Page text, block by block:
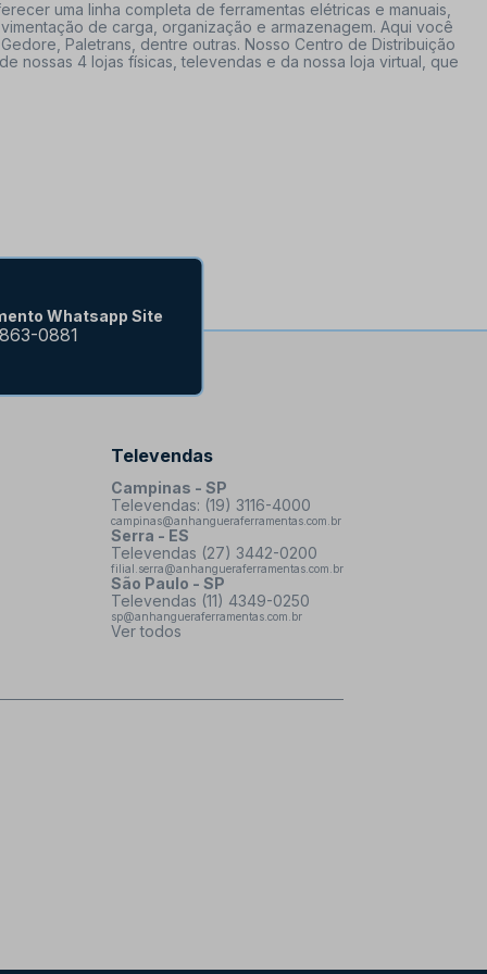
uma linha completa de ferramentas elétricas e manuais,
de carga, organização e armazenagem. Aqui você
Paletrans, dentre outras. Nosso Centro de Distribuição
nossas 4 lojas físicas, televendas e da nossa loja virtual, que
Whatsapp Site
0881
Televendas
Campinas - SP
Televendas: (19) 3116-4000
campinas@anhangueraferramentas.com.br
Serra - ES
Televendas (27) 3442-0200
filial.serra@anhangueraferramentas.com.br
São Paulo - SP
Televendas (11) 4349-0250
sp@anhangueraferramentas.com.br
Ver todos